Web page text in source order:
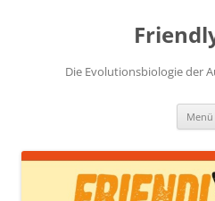
Die Evolutionsbiologie der
Menü